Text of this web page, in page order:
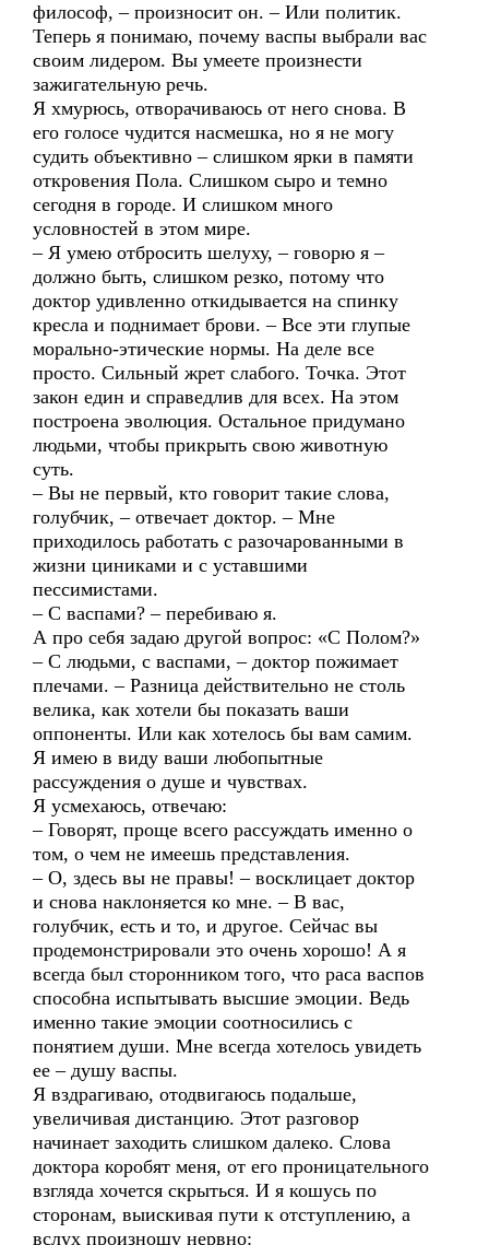
философ, – произносит он. – Или политик.
Теперь я понимаю, почему васпы выбрали вас
своим лидером. Вы умеете произнести
зажигательную речь.
Я хмурюсь, отворачиваюсь от него снова. В
его голосе чудится насмешка, но я не могу
судить объективно – слишком ярки в памяти
откровения Пола. Слишком сыро и темно
сегодня в городе. И слишком много
условностей в этом мире.
– Я умею отбросить шелуху, – говорю я –
должно быть, слишком резко, потому что
доктор удивленно откидывается на спинку
кресла и поднимает брови. – Все эти глупые
морально-этические нормы. На деле все
просто. Сильный жрет слабого. Точка. Этот
закон един и справедлив для всех. На этом
построена эволюция. Остальное придумано
людьми, чтобы прикрыть свою животную
суть.
– Вы не первый, кто говорит такие слова,
голубчик, – отвечает доктор. – Мне
приходилось работать с разочарованными в
жизни циниками и с уставшими
пессимистами.
– С васпами? – перебиваю я.
А про себя задаю другой вопрос: «С Полом?»
– С людьми, с васпами, – доктор пожимает
плечами. – Разница действительно не столь
велика, как хотели бы показать ваши
оппоненты. Или как хотелось бы вам самим.
Я имею в виду ваши любопытные
рассуждения о душе и чувствах.
Я усмехаюсь, отвечаю:
– Говорят, проще всего рассуждать именно о
том, о чем не имеешь представления.
– О, здесь вы не правы! – восклицает доктор
и снова наклоняется ко мне. – В вас,
голубчик, есть и то, и другое. Сейчас вы
продемонстрировали это очень хорошо! А я
всегда был сторонником того, что раса васпов
способна испытывать высшие эмоции. Ведь
именно такие эмоции соотносились с
понятием души. Мне всегда хотелось увидеть
ее – душу васпы.
Я вздрагиваю, отодвигаюсь подальше,
увеличивая дистанцию. Этот разговор
начинает заходить слишком далеко. Слова
доктора коробят меня, от его проницательного
взгляда хочется скрыться. И я кошусь по
сторонам, выискивая пути к отступлению, а
вслух произношу нервно: